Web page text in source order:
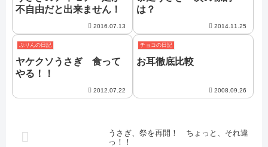
不自由だと出来ません！
2016.07.13
は？
2014.11.25
ぷりんの日記
ヤケクソうさぎ 食って
やる！！
2012.07.22
チョコの日記
お耳徹底比較
2008.09.26
うさぎ、祭を再開！ ちょっと、それ違
っ！！